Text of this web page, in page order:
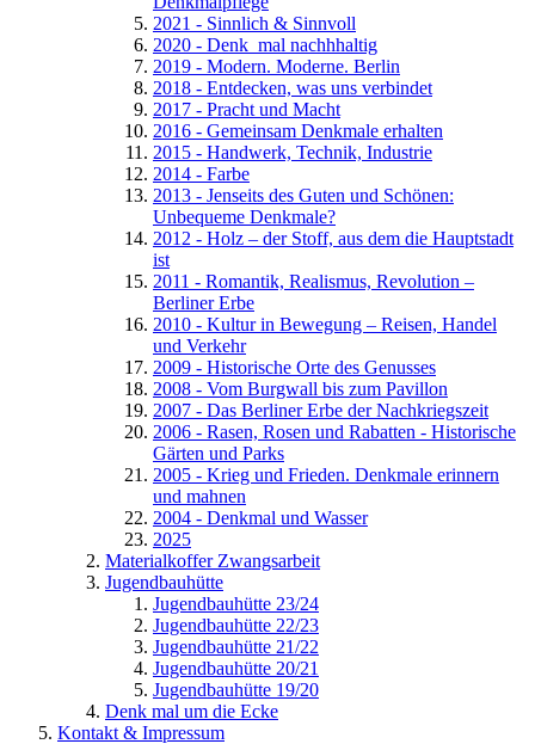
2021 - Sinnlich & Sinnvoll
2020 - Denk_mal nachhhaltig
2019 - Modern. Moderne. Berlin
2018 - Entdecken, was uns verbindet
2017 - Pracht und Macht
2016 - Gemeinsam Denkmale erhalten
2015 - Handwerk, Technik, Industrie
2014 - Farbe
2013 - Jenseits des Guten und Schönen:
Unbequeme Denkmale?
2012 - Holz – der Stoff, aus dem die Hauptstadt
ist
2011 - Romantik, Realismus, Revolution –
Berliner Erbe
2010 - Kultur in Bewegung – Reisen, Handel
und Verkehr
2009 - Historische Orte des Genusses
2008 - Vom Burgwall bis zum Pavillon
2007 - Das Berliner Erbe der Nachkriegszeit
2006 - Rasen, Rosen und Rabatten - Historische
Gärten und Parks
2005 - Krieg und Frieden. Denkmale erinnern
und mahnen
2004 - Denkmal und Wasser
2025
Materialkoffer Zwangsarbeit
Jugendbauhütte
Jugendbauhütte 23/24
Jugendbauhütte 22/23
Jugendbauhütte 21/22
Jugendbauhütte 20/21
Jugendbauhütte 19/20
Denk mal um die Ecke
Kontakt & Impressum